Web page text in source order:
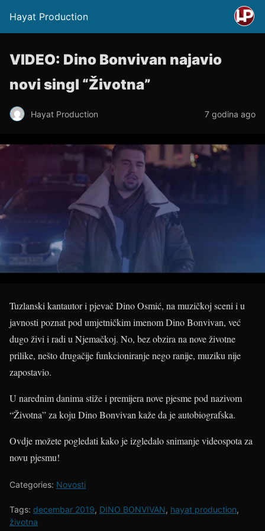
Hayat Production
VIDEO: Dino Bonvivan najavio
novi singl “Životna”
Hayat Production 7 godina ago
Tuzlanski kantautor i pjevač Dino Osmić, na muzičkoj sceni i u
javnosti poznat pod umjetničkim imenom Dino Bonvivan, već
dugo živi i radi u Njemačkoj. No, bez obzira na nove životne
prilike, nešto drugačije funkcioniranje nego ranije, muziku nije
zapostavio.
U narednim danima stiže i premijera nove pjesme pod nazivom
“Životna” za koju Dino Bonvivan kaže da je autobiografska.
Ovdje možete pogledati kako je izgledalo snimanje videospota za
novu pjesmu!
Categories: Novosti
Tags: decembar 2019, DINO BONVIVAN, hayat production,
životna